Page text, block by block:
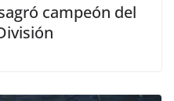
campeón del